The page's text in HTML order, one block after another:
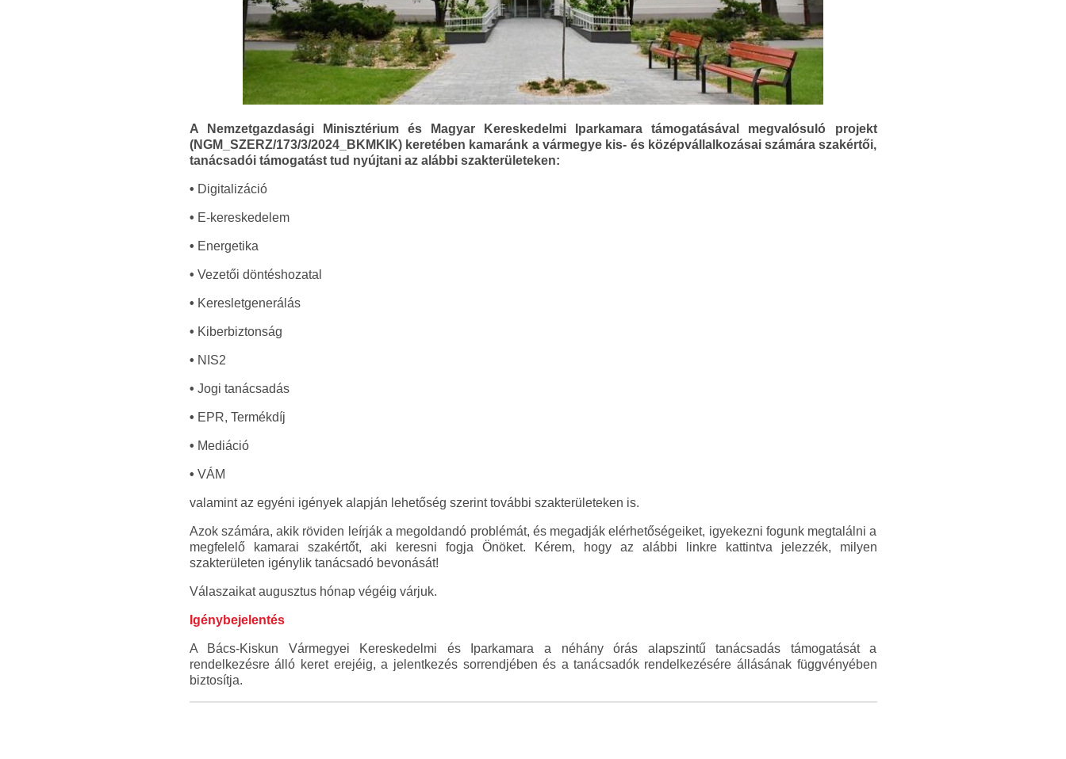
A Nemzetgazdasági Minisztérium és Magyar Kereskedelmi Iparkamara támogatásával megvalósuló projekt
(NGM_SZERZ/173/3/2024_BKMKIK) keretében kamaránk a vármegye kis- és középvállalkozásai számára szakértői,
tanácsadói támogatást tud nyújtani az alábbi szakterületeken:
• Digitalizáció
• E-kereskedelem
• Energetika
• Vezetői döntéshozatal
• Keresletgenerálás
• Kiberbiztonság
• NIS2
• Jogi tanácsadás
• EPR, Termékdíj
• Mediáció
• VÁM
valamint az egyéni igények alapján lehetőség szerint további szakterületeken is.
Azok számára, akik röviden leírják a megoldandó problémát, és megadják elérhetőségeiket, igyekezni fogunk megtalálni a
megfelelő kamarai szakértőt, aki keresni fogja Önöket. Kérem, hogy az alábbi linkre kattintva jelezzék, milyen
szakterületen igénylik tanácsadó bevonását!
Válaszaikat augusztus hónap végéig várjuk.
Igénybejelentés
A Bács-Kiskun Vármegyei Kereskedelmi és Iparkamara a néhány órás alapszintű tanácsadás támogatását a
rendelkezésre álló keret erejéig, a jelentkezés sorrendjében és a tanácsadók rendelkezésére állásának függvényében
biztosítja.